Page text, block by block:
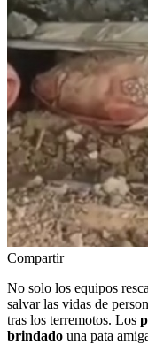
Compartir
No solo los equipos
salvar las vidas de
tras los terremotos. Los
brindado una pata